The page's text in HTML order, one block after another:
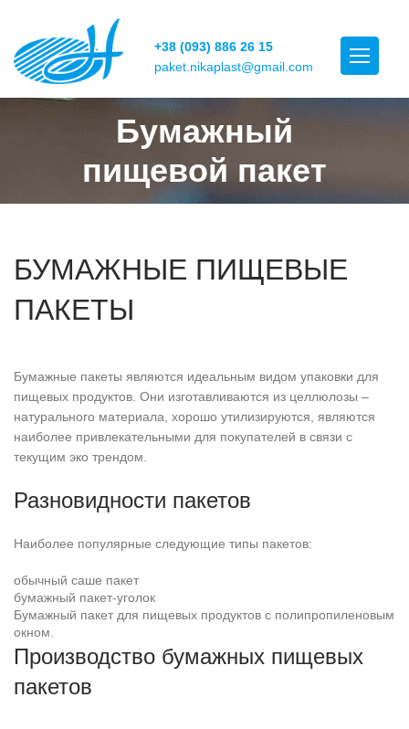
+38 (093) 886 26 15
paket.nikaplast@gmail.com
Бумажный
пищевой пакет
БУМАЖНЫЕ ПИЩЕВЫЕ
ПАКЕТЫ
Бумажные пакеты являются идеальным видом упаковки для
пищевых продуктов. Они изготавливаются из целлюлозы –
натурального материала, хорошо утилизируются, являются
наиболее привлекательными для покупателей в связи с
текущим эко трендом.
Разновидности пакетов
Наиболее популярные следующие типы пакетов:
обычный саше пакет
бумажный пакет-уголок
Бумажный пакет для пищевых продуктов с полипропиленовым
окном.
Производство бумажных пищевых
пакетов